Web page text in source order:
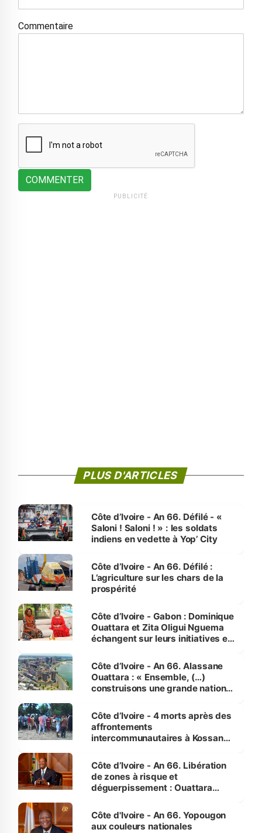
Commentaire
COMMENTER
PUBLICITÉ
PLUS D'ARTICLES
Côte d’Ivoire - An 66. Défilé - «
Saloni ! Saloni ! » : les soldats
indiens en vedette à Yop’ City
Côte d’Ivoire - An 66. Défilé :
L’agriculture sur les chars de la
prospérité
Côte d’Ivoire - Gabon : Dominique
Ouattara et Zita Oligui Nguema
échangent sur leurs initiatives en
enfants
Côte d’Ivoire - An 66. Alassane
Ouattara : « Ensemble, (…)
construisons une grande nation
générations futures »
Côte d’Ivoire - 4 morts après des
affrontements
intercommunautaires à Kossandji
milieu des sinistrés
Côte d’Ivoire - An 66. Libération
de zones à risque et
déguerpissement : Ouattara
l'Etat de droit pour préserver les
vies humaines »
Côte d'Ivoire - An 66. Yopougon
aux couleurs nationales